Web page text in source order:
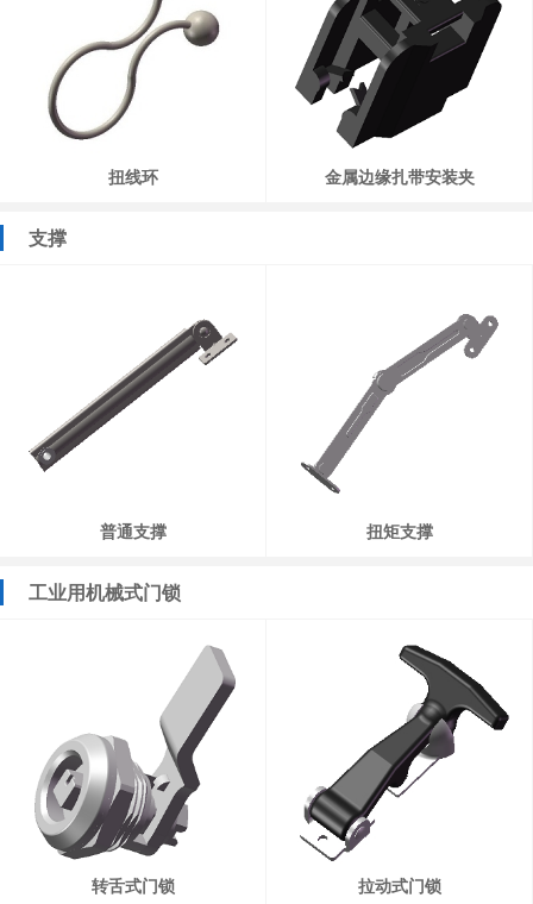
扭线环 金属边缘扎带安装夹
支撑
普通支撑 扭矩支撑
工业用机械式门锁
转舌式门锁 拉动式门锁